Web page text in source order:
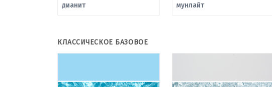
дианит мунлайт
КЛАССИЧЕСКОЕ БАЗОВОЕ